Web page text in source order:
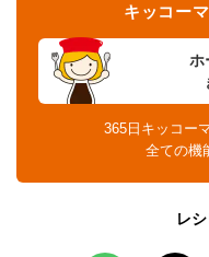
ホ
キッコー
365日キッコー
全ての機
レ